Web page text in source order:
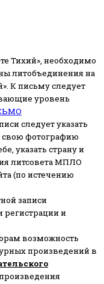
Тихий», необходимо
литобъединения на
К письму следует
уровень
следует указать
свою фотографию
указать страну и
литсовета МПЛО
(по истечению
записи
регистрации и
возможность
произведений в